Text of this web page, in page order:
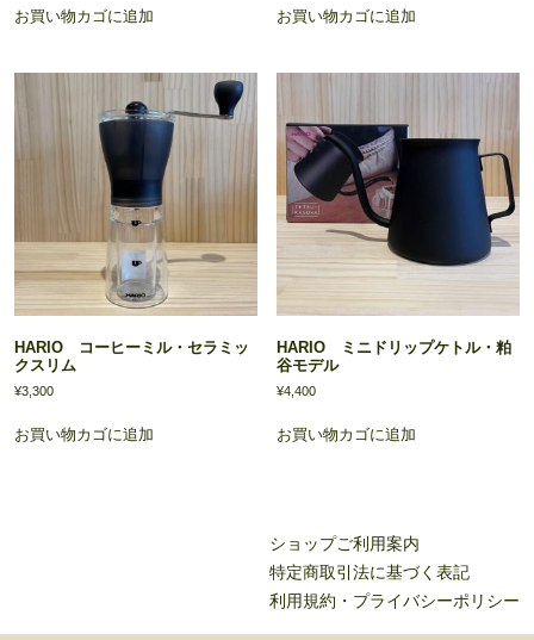
お買い物カゴに追加 お買い物カゴに追加
HARIO コーヒーミル・セラミッ
クスリム
¥3,300
お買い物カゴに追加
HARIO ミニドリップケトル・粕
谷モデル
¥4,400
お買い物カゴに追加
ショップご利用案内
特定商取引法に基づく表記
利用規約 ・ プライバシーポリシー